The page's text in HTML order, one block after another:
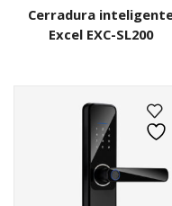
Cerradura
Excel EXC-SL200